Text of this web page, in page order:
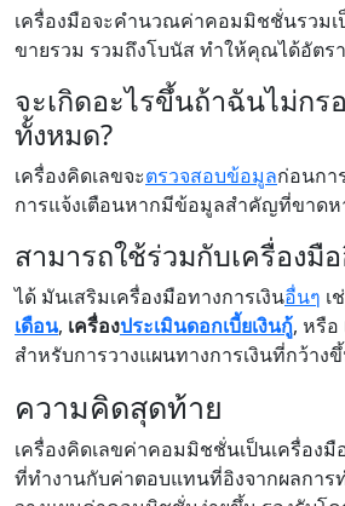
เครื่องมือจะคำนวณค่าคอมมิชชั่นรวมเ
ขายรวม รวมถึงโบนัส ทำให้คุณได้อัตร
จะเกิดอะไรขึ้นถ้าฉันไม่กร
ทั้งหมด?
เครื่องคิดเลขจะตรวจสอบข้อมูลก่อนก
การแจ้งเตือนหากมีข้อมูลสำคัญที่ขาดห
สามารถใช้ร่วมกับเครื่องมื
ได้ มันเสริมเครื่องมือทางการเงินอื่นๆ เ
เดือน, เครื่องประเมินดอกเบี้ยเงินกู้, หรือ
สำหรับการวางแผนทางการเงินที่กว้าง
ความคิดสุดท้าย
เครื่องคิดเลขค่าคอมมิชชั่นเป็นเครื่อง
ที่ทำงานกับค่าตอบแทนที่อิงจากผลการ